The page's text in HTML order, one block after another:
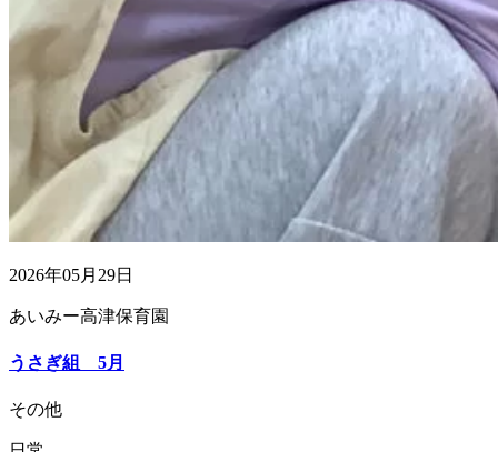
2026年05月29日
あいみー高津保育園
うさぎ組 5月
その他